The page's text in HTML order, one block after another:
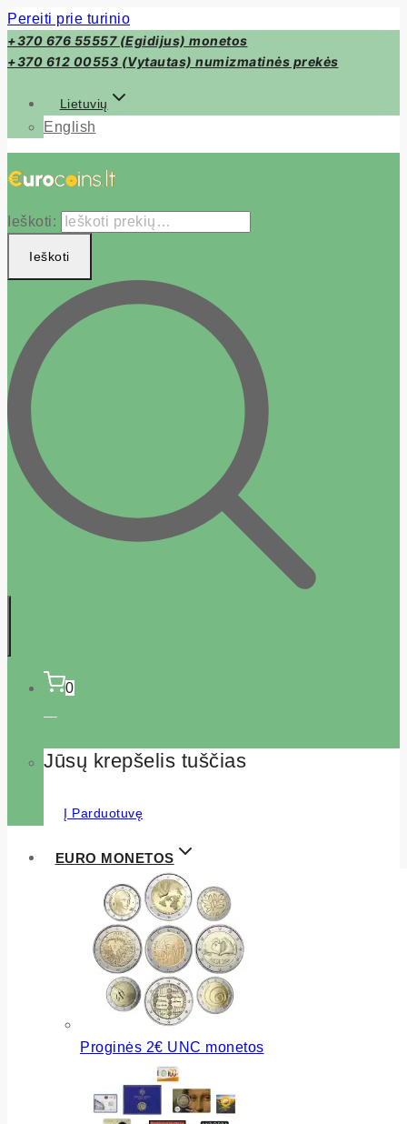
Pereiti prie turinio
+370 676 55557 (Egidijus) monetos
+370 612 00553 (Vytautas) numizmatinės prekės
Lietuvių
English
Ieškoti:
Ieškoti
0
Jūsų krepšelis tuščias
Į Parduotuvę
EURO MONETOS
Proginės 2€ UNC monetos